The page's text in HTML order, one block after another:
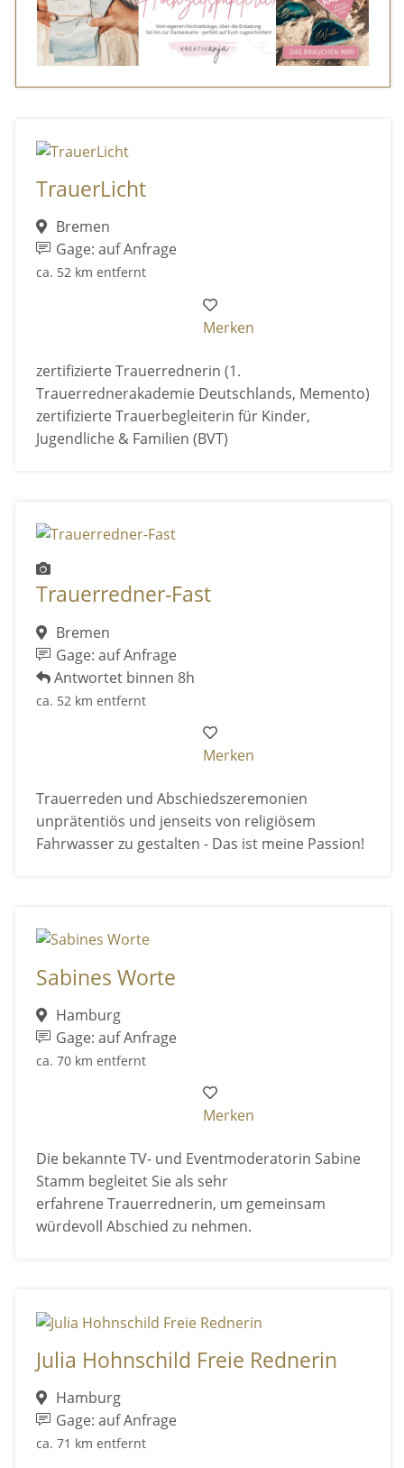
TrauerLicht
Bremen
Gage: auf Anfrage
ca. 52 km entfernt
Merken
zertifizierte Trauerrednerin (1.
Trauerrednerakademie Deutschlands, Memento)
zertifizierte Trauerbegleiterin für Kinder,
Jugendliche & Familien (BVT)
Trauerredner-Fast
Bremen
Gage: auf Anfrage
Antwortet binnen 8h
ca. 52 km entfernt
Merken
Trauerreden und Abschiedszeremonien
unprätentiös und jenseits von religiösem
Fahrwasser zu gestalten - Das ist meine Passion!
Sabines Worte
Hamburg
Gage: auf Anfrage
ca. 70 km entfernt
Merken
Die bekannte TV- und Eventmoderatorin Sabine
Stamm begleitet Sie als sehr
erfahrene Trauerrednerin, um gemeinsam
würdevoll Abschied zu nehmen.
Julia Hohnschild Freie Rednerin
Hamburg
Gage: auf Anfrage
ca. 71 km entfernt